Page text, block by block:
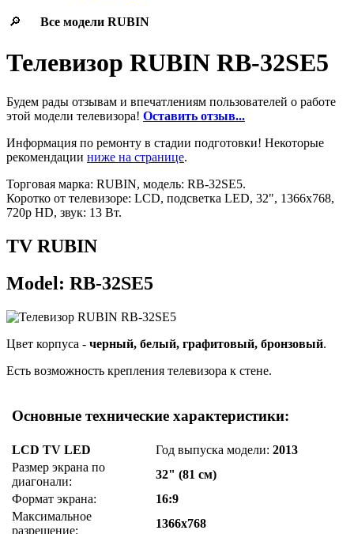
🔎 Все модели RUBIN
Телевизор RUBIN RB-32SE5
Будем рады отзывам и впечатлениям пользователей о работе
этой модели телевизора! Оставить отзыв...
Информация по ремонту в стадии подготовки! Некоторые
рекомендации ниже на странице.
Торговая марка: RUBIN, модель: RB-32SE5.
Коротко от телевизоре: LCD, подсветка LED, 32", 1366x768,
720p HD, звук: 13 Вт.
TV RUBIN
Model: RB-32SE5
Цвет корпуса - черный, белый, графитовый, бронзовый.
Есть возможность крепления телевизора к стене.
Основные технические характеристики:
LCD TV LED Год выпуска модели:2013
Размер экрана по
диагонали:
32" (81 см)
Формат экрана:
16:9
Максимальное
разрешение:
1366x768